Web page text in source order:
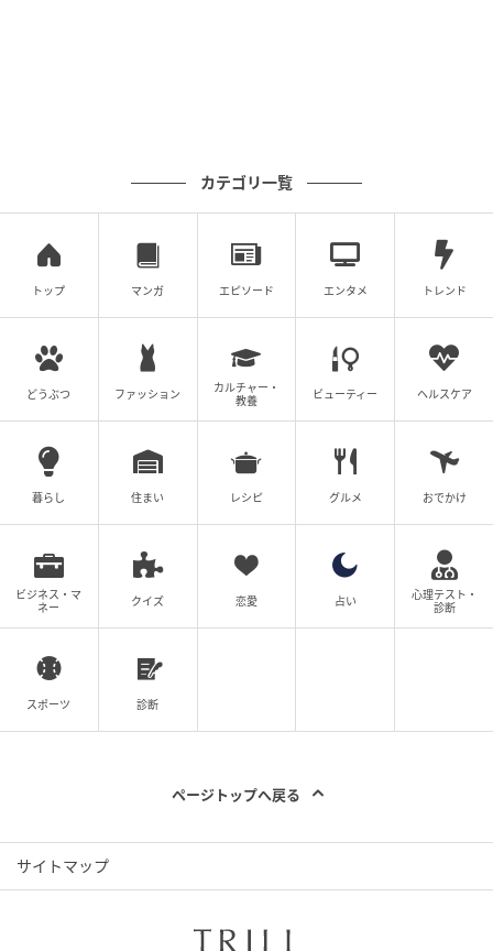
カテゴリ一覧
トップ マンガ エピソード エンタメ トレンド
どうぶつ ファッション
カルチャー・
教養
ビューティー ヘルスケア
暮らし 住まい レシピ グルメ おでかけ
ビジネス・マ
ネー
クイズ 恋愛 占い
心理テスト・
診断
スポーツ 診断
ページトップへ戻る
サイトマップ